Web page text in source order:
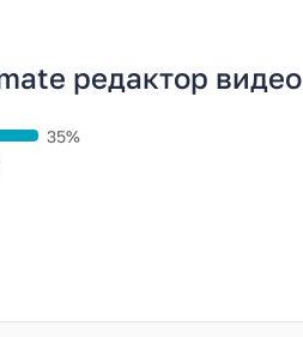
редактор видео
35%